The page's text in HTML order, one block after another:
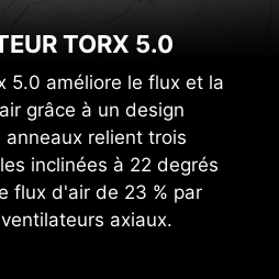
TORX 5.0
5.0 améliore le flux et la
grâce à un design
anneaux relient trois
inclinées à 22 degrés
flux d'air de 23 % par
axiaux.